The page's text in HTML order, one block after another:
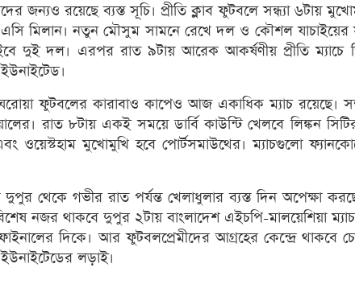
জন্যও রয়েছে ব্যস্ত সূচি। প্রীতি ক্লাব ফুটবলে সন্ধ্যা ৬টায়
মিলান। নতুন মৌসুম সামনে রেখে দল ও কৌশল যাচাইয়ের
দুই দল। এরপর রাত ৯টায় আরেক আকর্ষণীয় প্রীতি ম্যাচে
ইউনাইটেড।
ঘরোয়া ফুটবলের কারাবাও কাপেও আজ একাধিক ম্যাচ রয়েছে।
রাত ৮টায় একই সময়ে ডার্বি কাউন্টি খেলবে লিঙ্কন
এবং ওয়েস্টহাম মুখোমুখি হবে পোর্টসমাউথের। ম্যাচগুলো
থেকে গভীর রাত পর্যন্ত খেলাধুলার ব্যস্ত দিন অপেক্ষা
নজর থাকবে দুপুর ২টায় বাংলাদেশ এইচপি-মালয়েশিয়া
দিকে। আর ফুটবলপ্রেমীদের আগ্রহের কেন্দ্রে থাকবে
ইউনাইটেডের লড়াই।